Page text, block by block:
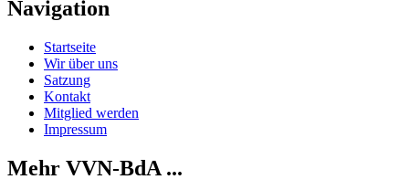
Navigation
Startseite
Wir über uns
Satzung
Kontakt
Mitglied werden
Impressum
Mehr VVN-BdA ...